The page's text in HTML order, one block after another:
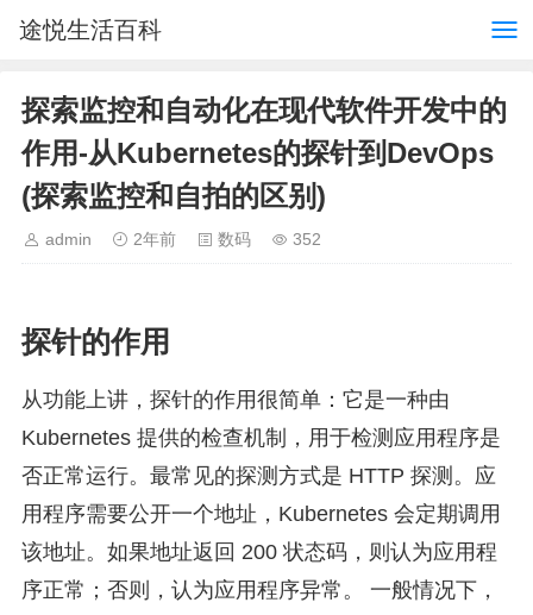
途悦生活百科
探索监控和自动化在现代软件开发中的
作用-从Kubernetes的探针到DevOps
(探索监控和自拍的区别)
admin 2年前 数码 352
探针的作用
从功能上讲，探针的作用很简单：它是一种由
Kubernetes 提供的检查机制，用于检测应用程序是
否正常运行。最常见的探测方式是 HTTP 探测。应
用程序需要公开一个地址，Kubernetes 会定期调用
该地址。如果地址返回 200 状态码，则认为应用程
序正常；否则，认为应用程序异常。 一般情况下，